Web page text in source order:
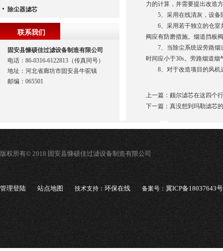
力的计算，并需要提出改造
5、采用在线清灰，设备
6、采用若干独立的仓室
阀应有防磨措施。烟道挡板
7、当除尘系统设旁路烟道
时间应小于30s。旁路烟道烟
8、对于改造项目的风机
上一篇： 颇尔滤芯在这四个
下一篇： 真没想到玛勒滤芯
除尘器滤芯
联系我们
固安县慷硕佳过滤设备制造有限公司
电话：86-0316-6122813（传真同号）
地址：河北省廊坊市固安县牛驼镇
邮编：065501
版权所有© 2018 固安县慷硕佳过滤设备制造有限公司
管理登陆 站点地图 技术支持：环保在线 备案号：冀ICP备18037643